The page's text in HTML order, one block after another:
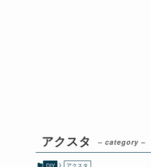
アクスタ – category –
DIY アクスタ